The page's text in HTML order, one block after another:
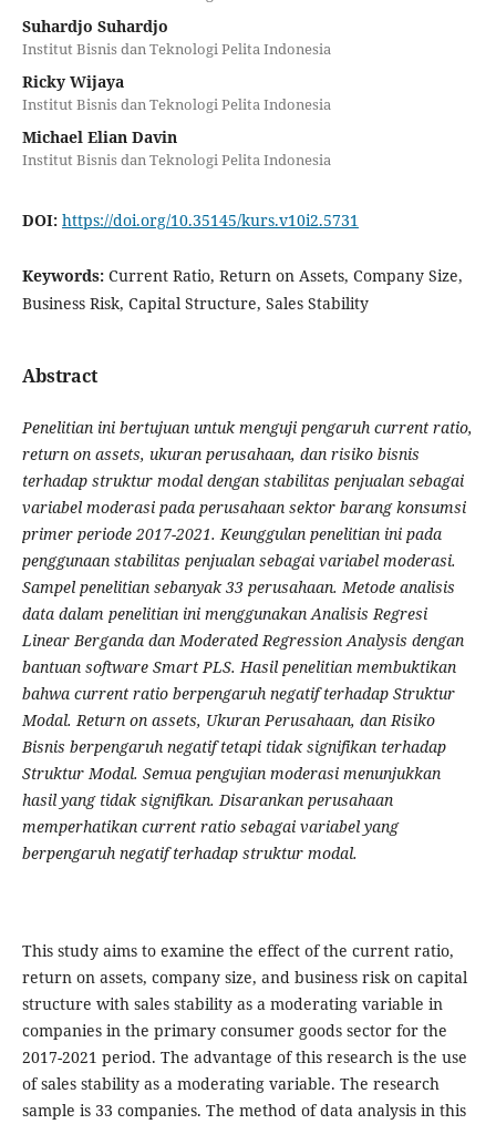
Suhardjo Suhardjo
Institut Bisnis dan Teknologi Pelita Indonesia
Ricky Wijaya
Institut Bisnis dan Teknologi Pelita Indonesia
Michael Elian Davin
Institut Bisnis dan Teknologi Pelita Indonesia
DOI: https://doi.org/10.35145/kurs.v10i2.5731
Keywords: Current Ratio, Return on Assets, Company Size,
Business Risk, Capital Structure, Sales Stability
Abstract
Penelitian ini bertujuan untuk menguji pengaruh current ratio,
return on assets, ukuran perusahaan, dan risiko bisnis
terhadap struktur modal dengan stabilitas penjualan sebagai
variabel moderasi pada perusahaan sektor barang konsumsi
primer periode 2017-2021. Keunggulan penelitian ini pada
penggunaan stabilitas penjualan sebagai variabel moderasi.
Sampel penelitian sebanyak 33 perusahaan. Metode analisis
data dalam penelitian ini menggunakan Analisis Regresi
Linear Berganda dan Moderated Regression Analysis dengan
bantuan software Smart PLS. Hasil penelitian membuktikan
bahwa current ratio berpengaruh negatif terhadap Struktur
Modal. Return on assets, Ukuran Perusahaan, dan Risiko
Bisnis berpengaruh negatif tetapi tidak signifikan terhadap
Struktur Modal. Semua pengujian moderasi menunjukkan
hasil yang tidak signifikan. Disarankan perusahaan
memperhatikan current ratio sebagai variabel yang
berpengaruh negatif terhadap struktur modal.
This study aims to examine the effect of the current ratio,
return on assets, company size, and business risk on capital
structure with sales stability as a moderating variable in
companies in the primary consumer goods sector for the
2017-2021 period. The advantage of this research is the use
of sales stability as a moderating variable. The research
sample is 33 companies. The method of data analysis in this